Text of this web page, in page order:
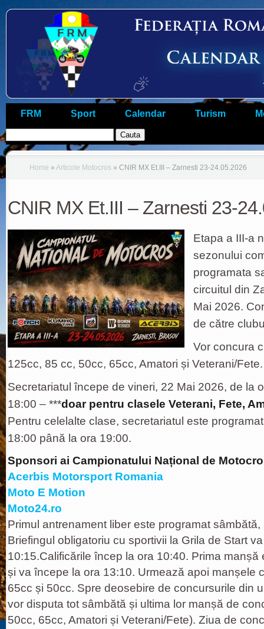
FRM Sport Calendar Turism
Home » Articole Motocros » CNIR MX Et.III – Zarnesti 23-24.05.2026
CNIR MX Et.III – Zarnesti 23-
Etapa a III-a
sezonului
programata
circuitul din
Mai 2026.
de către
Vor concura
125cc, 85 cc, 50cc, 65cc, Amatori și Veterani/Fete.
Secretariatul începe de vineri, 22 Mai 2026, de la
18:00 – ***doar pentru clasele Veterani, Fete,
Pentru celelalte clase, secretariatul este
18:00 până la ora 19:00.
Sponsori ai Campionatului Național de
Acerbis Motorsport Romania
Moto E Motion
Moto24.ro
Primul antrenament liber este programat
Briefingul obligatoriu cu sportivii la Grila de Start
10:15.Calificările încep la ora 10:40. Prima manșă
și va începe la ora 13:10. Urmează apoi manșele
65cc și 50cc. Spre deosebire de concursurile din
vor disputa tot sâmbătă și ultima lor manșă de
50cc, 65cc, Amatori și Veterani/Fete). Ziua de